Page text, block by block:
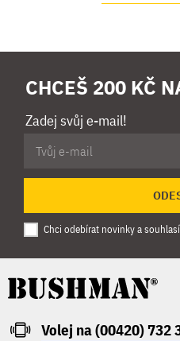
CHCEŠ 200 KČ
Zadej svůj e-mail!
Chci odebírat novinky a
Volej na (00420) 732